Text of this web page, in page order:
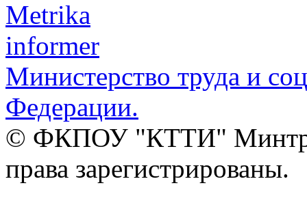
Министерство труда и
Федерации.
© ФКПОУ "КТТИ"
права зарегистрированы.